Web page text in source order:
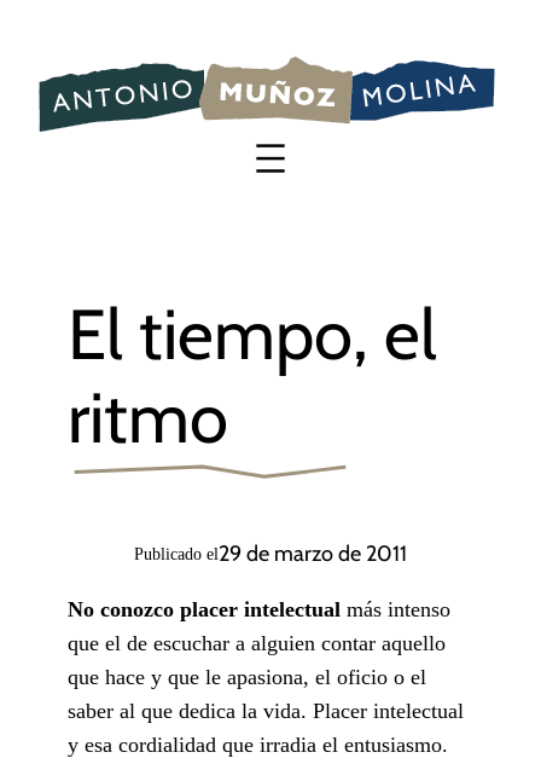
contenido
El tiempo, el
ritmo
Publicado el29 de marzo de 2011
No conozco placer intelectual más intenso
que el de escuchar a alguien contar aquello
que hace y que le apasiona, el oficio o el
saber al que dedica la vida. Placer intelectual
y esa cordialidad que irradia el entusiasmo.